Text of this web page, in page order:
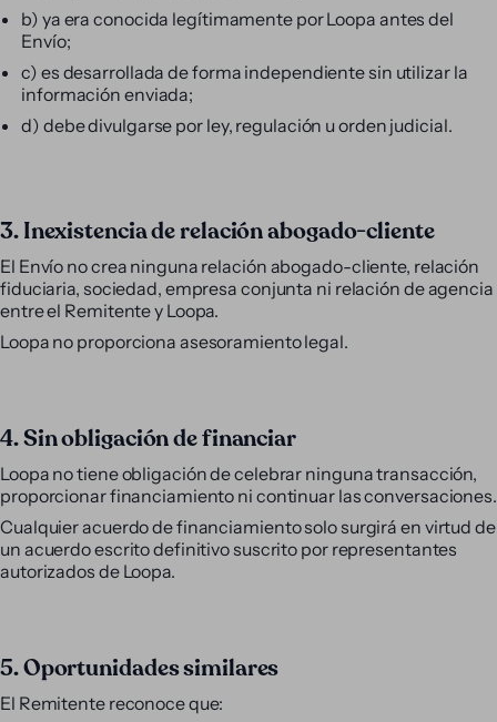
b) ya era conocida legítimamente por Loopa antes del
Envío;
c) es desarrollada de forma independiente sin utilizar la
información enviada;
d) debe divulgarse por ley, regulación u orden judicial.
3. Inexistencia de relación abogado-cliente
El Envío no crea ninguna relación abogado-cliente, relación
fiduciaria, sociedad, empresa conjunta ni relación de agencia
entre el Remitente y Loopa.
Loopa no proporciona asesoramiento legal.
4. Sin obligación de financiar
Loopa no tiene obligación de celebrar ninguna transacción,
proporcionar financiamiento ni continuar las conversaciones.
Cualquier acuerdo de financiamiento solo surgirá en virtud de
un acuerdo escrito definitivo suscrito por representantes
autorizados de Loopa.
5. Oportunidades similares
El Remitente reconoce que: